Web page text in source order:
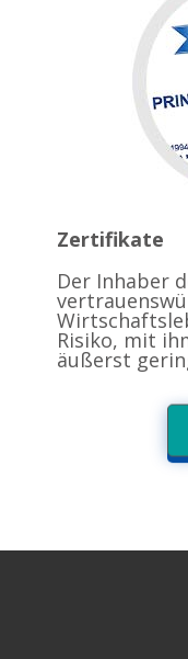
Zertifikate
Der Inhaber
Risiko, mit
äußerst